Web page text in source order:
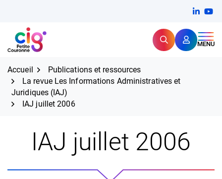
contenu
CIG Petite Couronne RechercherMENU
Expertise et proximité pour
Accueil
Publications et ressources
La revue Les Informations Administratives et
Juridiques (IAJ)
IAJ juillet 2006
IAJ juillet 2006